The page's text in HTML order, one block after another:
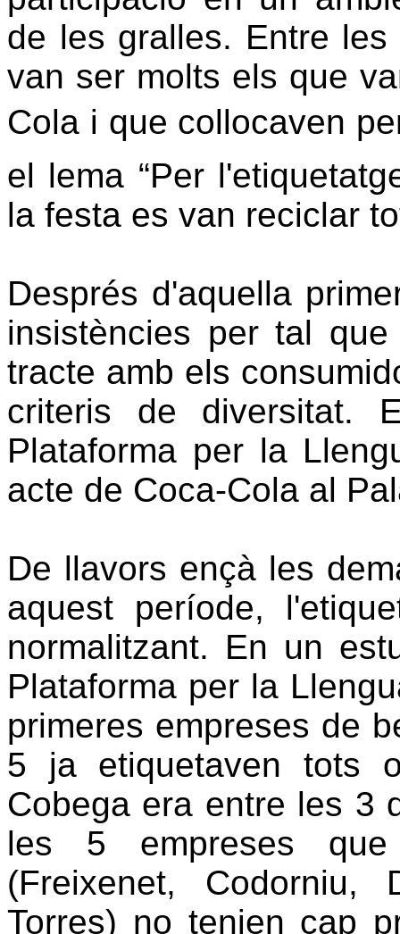
de les gralles. Entre
van ser molts els que
Cola i que collocaven
el lema “Per
la festa es van reciclar
Després d'aquella
insistències per tal
tracte amb els
criteris de
Plataforma per la
acte de Coca-Cola al
De llavors ençà les
aquest període,
normalitzant. En un
Plataforma per la
primeres empreses de
5 ja etiquetaven tots
Cobega era entre les 3
les 5 empreses
(Freixenet,
Torres) no tenien cap